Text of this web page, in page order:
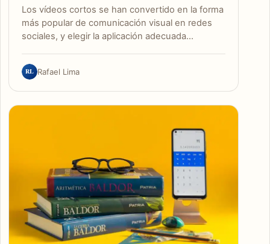
Los vídeos cortos se han convertido en la forma
más popular de comunicación visual en redes
sociales, y elegir la aplicación adecuada…
RL Rafael Lima